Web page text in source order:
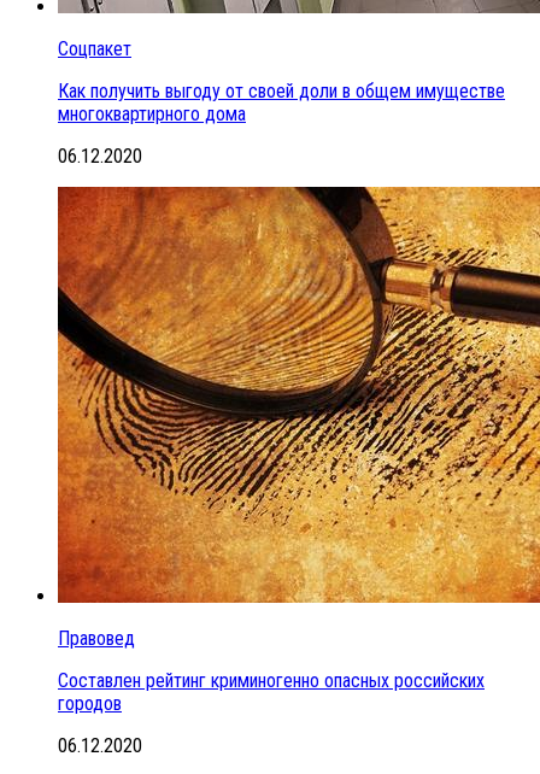
Соцпакет
Как получить выгоду от своей доли в общем имуществе
многоквартирного дома
06.12.2020
Правовед
Составлен рейтинг криминогенно опасных российских
городов
06.12.2020